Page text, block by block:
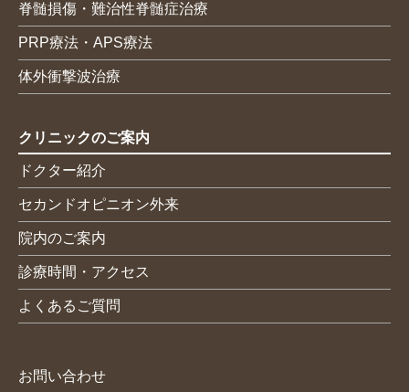
脊髄損傷・難治性脊髄症治療
PRP療法・APS療法
体外衝撃波治療
クリニックのご案内
ドクター紹介
セカンドオピニオン外来
院内のご案内
診療時間・アクセス
よくあるご質問
お問い合わせ